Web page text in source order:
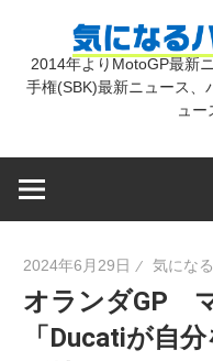
2014年よりMotoGP最新
手権(SBK)最新ニュース、
ュー
2024年6月29日 気にな
オランダGP
「Ducatiが自